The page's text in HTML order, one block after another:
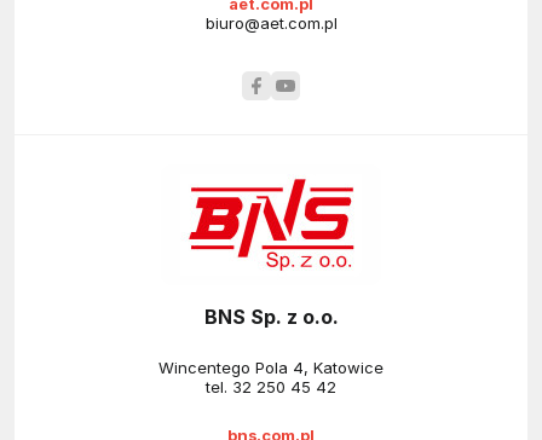
biuro@aet.com.pl
BNS Sp. z o.o.
Wincentego Pola 4, Katowice
tel. 32 250 45 42
bns.com.pl